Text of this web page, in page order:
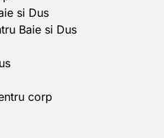
si Dus
Baie si Dus
corp